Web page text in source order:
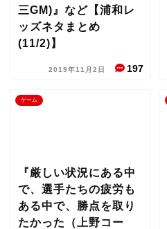
三GM)』など【浦和レ
ッズネタまとめ
(11/2)】
2019年11月2日 197
ゲーム
『厳しい状況にある中
で、選手たちの疲労も
ある中で、勝点を取り
たかった（上野コー